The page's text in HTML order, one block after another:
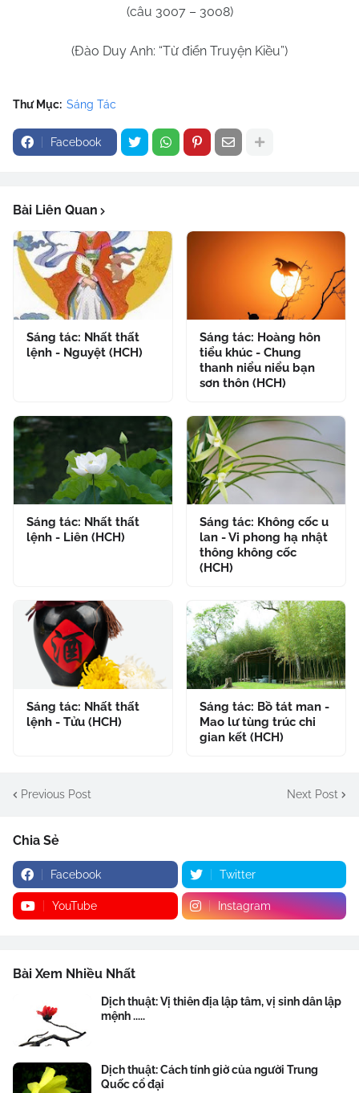
(câu 3007 – 3008)
(Đào Duy Anh: “Từ điển Truyện Kiều”)
Thư Mục: Sáng Tác
Facebook
Bài Liên Quan
Sáng tác: Nhất thất
lệnh - Nguyệt (HCH)
Sáng tác: Hoàng hôn
tiểu khúc - Chung
thanh niểu niểu bạn
sơn thôn (HCH)
Sáng tác: Nhất thất
lệnh - Liên (HCH)
Sáng tác: Không cốc u
lan - Vi phong hạ nhật
thông không cốc
(HCH)
Sáng tác: Nhất thất
lệnh - Tửu (HCH)
Sáng tác: Bồ tát man -
Mao lư tùng trúc chi
gian kết (HCH)
Previous Post Next Post
Chia Sẻ
Facebook Twitter
YouTube Instagram
Bài Xem Nhiều Nhất
Dịch thuật: Vị thiên địa lập tâm, vị sinh dân lập
mệnh .....
Dịch thuật: Cách tính giờ của người Trung
Quốc cổ đại